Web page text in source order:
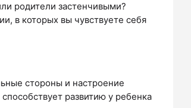
родители застенчивыми?
в которых вы чувствуете себя
стороны и настроение
развитию у ребенка